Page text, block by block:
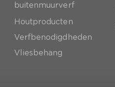
buitenmuurverf
Houtproducten
Verfbenodigdheden
Vliesbehang